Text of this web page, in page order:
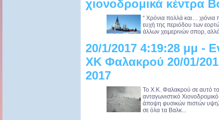
χιονοδρομικά κέντρα
“ Χρόνια πολλά και… χιόνια
ευχή της περιόδου των
άλλων χειμερινών σπορ,
20/1/2017 4:19:28 μμ -
ΧΚ Φαλακρού 20/01/
2017
Το Χ.Κ. Φαλακρού σε αυτό το
ανταγωνιστικό
άποψη φυσικών πιστών
σε όλα τα Βαλκ...